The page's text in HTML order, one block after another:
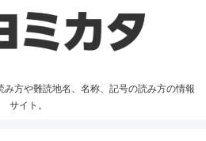
み方や難読地名、名称、記号の読み方の情報
サイト。